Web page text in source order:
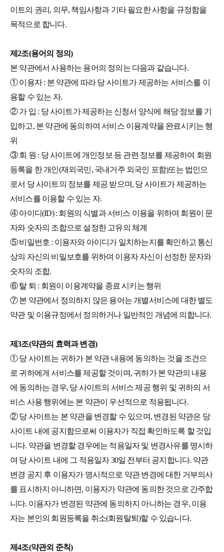
이트의 권리, 의무, 책임사항과 기타 필요한 사항을 규정함을
목적으로 합니다.
제2조(용어의 정의)
본 약관에서 사용하는 용어의 정의는 다음과 같습니다.
① 이용자 : 본 약관에 따라 당 사이트가 제공하는 서비스를 이
용할 수 있는 자.
② 가 입 : 당 사이트가 제공하는 신청서 양식에 해당 정보를 기
입하고, 본 약관에 동의하여 서비스 이용계약을 완료시키는 행
위
③ 회 원 : 당 사이트에 개인정보 등 관련 정보를 제공하여 회원
등록을 한 개인(재외국민, 국내거주 외국인 포함)또는 법인으
로서 당 사이트의 정보를 제공 받으며, 당 사이트가 제공하는
서비스를 이용할 수 있는 자.
④ 아이디(ID) : 회원의 식별과 서비스 이용을 위하여 회원이 문
자와 숫자의 조합으로 설정한 고유의 체계
⑤ 비밀번호 : 이용자와 아이디가 일치하는지를 확인하고 통신
상의 자신의 비밀보호를 위하여 이용자 자신이 선정한 문자와
숫자의 조합.
⑥ 탈 퇴 : 회원이 이용계약을 종료 시키는 행위
⑦ 본 약관에서 정의하지 않은 용어는 개별서비스에 대한 별도
약관 및 이용규정에서 정의하거나 일반적인 개념에 의합니다.
제3조(약관의 효력과 변경)
① 당 사이트는 귀하가 본 약관 내용에 동의하는 것을 조건으
로 귀하에게 서비스를 제공할 것이며, 귀하가 본 약관의 내용
에 동의하는 경우, 당 사이트의 서비스 제공 행위 및 귀하의 서
비스 사용 행위에는 본 약관이 우선적으로 적용됩니다.
② 당 사이트는 본 약관을 변경할 수 있으며, 변경된 약관은 당
사이트 내에 공지함으로써 이용자가 직접 확인하도록 할 것입
니다. 약관을 변경할 경우에는 적용일자 및 변경사유를 명시하
여 당 사이트 내에 그 적용일자 30일 전부터 공지합니다. 약관
변경 공지 후 이용자가 명시적으로 약관 변경에 대한 거부의사
를 표시하지 아니하면, 이용자가 약관에 동의한 것으로 간주합
니다. 이용자가 변경된 약관에 동의하지 아니하는 경우, 이용
자는 본인의 회원등록을 취소(회원탈퇴)할 수 있습니다.
제4조(약관외 준칙)